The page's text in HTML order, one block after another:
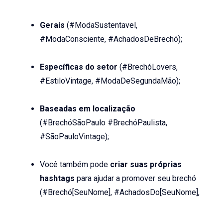
Gerais (#ModaSustentavel,
#ModaConsciente, #AchadosDeBrechó);
Específicas do setor (#BrechóLovers,
#EstiloVintage, #ModaDeSegundaMão);
Baseadas em localização
(#BrechóSãoPaulo #BrechóPaulista,
#SãoPauloVintage);
Você também pode criar suas próprias
hashtags para ajudar a promover seu brechó
(#Brechó[SeuNome], #AchadosDo[SeuNome],